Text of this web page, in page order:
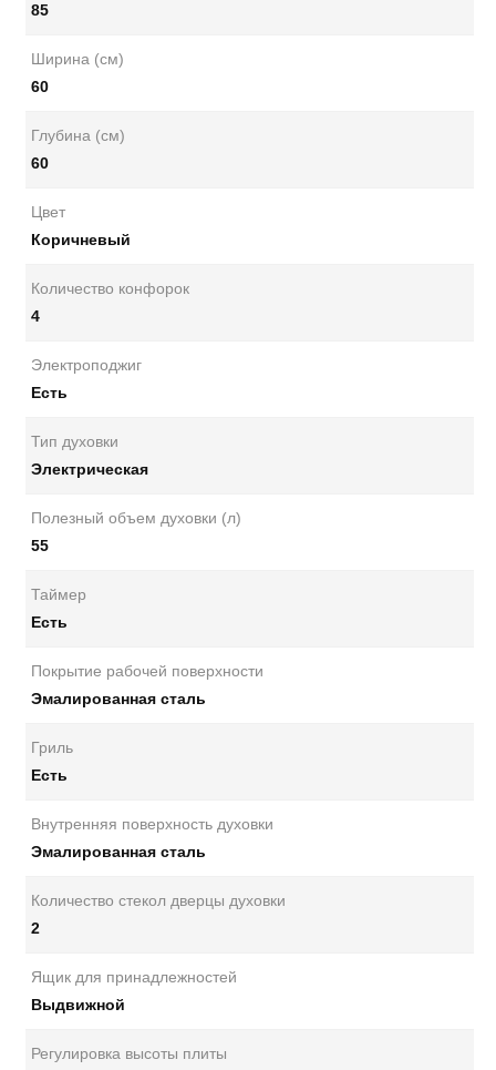
85
Ширина (см)
60
Глубина (см)
60
Цвет
Коричневый
Количество конфорок
4
Электроподжиг
Есть
Тип духовки
Электрическая
Полезный объем духовки (л)
55
Таймер
Есть
Покрытие рабочей поверхности
Эмалированная сталь
Гриль
Есть
Внутренняя поверхность духовки
Эмалированная сталь
Количество стекол дверцы духовки
2
Ящик для принадлежностей
Выдвижной
Регулировка высоты плиты